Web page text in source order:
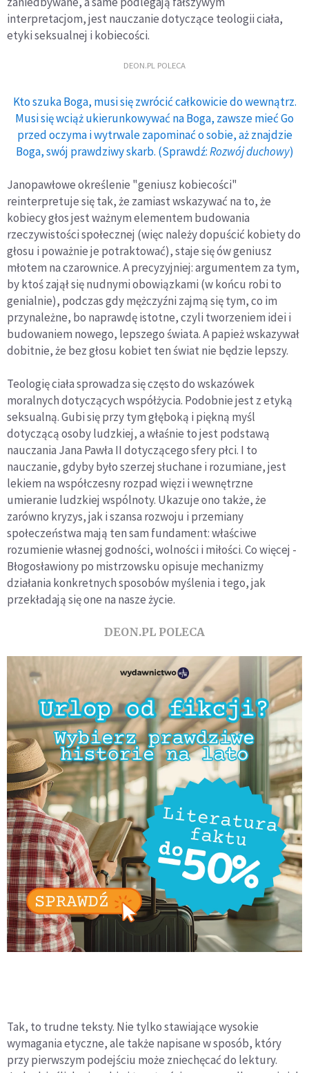
interpretacjom, jest nauczanie dotyczące teologii ciała,
etyki seksualnej i kobiecości.
DEON.PL POLECA
Kto szuka Boga, musi się zwrócić całkowicie do wewnątrz.
Musi się wciąż ukierunkowywać na Boga, zawsze mieć Go
przed oczyma i wytrwale zapominać o sobie, aż znajdzie
Boga, swój prawdziwy skarb. (Sprawdź:Rozwój duchowy)
Janopawłowe określenie "geniusz kobiecości"
reinterpretuje się tak, że zamiast wskazywać na to, że
kobiecy głos jest ważnym elementem budowania
rzeczywistości społecznej (więc należy dopuścić kobiety do
głosu i poważnie je potraktować), staje się ów geniusz
młotem na czarownice. A precyzyjniej: argumentem za tym,
by ktoś zajął się nudnymi obowiązkami (w końcu robi to
genialnie), podczas gdy mężczyźni zajmą się tym, co im
przynależne, bo naprawdę istotne, czyli tworzeniem idei i
budowaniem nowego, lepszego świata. A papież wskazywał
dobitnie, że bez głosu kobiet ten świat nie będzie lepszy.
Teologię ciała sprowadza się często do wskazówek
moralnych dotyczących współżycia. Podobnie jest z etyką
seksualną. Gubi się przy tym głęboką i piękną myśl
dotyczącą osoby ludzkiej, a właśnie to jest podstawą
nauczania Jana Pawła II dotyczącego sfery płci. I to
nauczanie, gdyby było szerzej słuchane i rozumiane, jest
lekiem na współczesny rozpad więzi i wewnętrzne
umieranie ludzkiej wspólnoty. Ukazuje ono także, że
zarówno kryzys, jak i szansa rozwoju i przemiany
społeczeństwa mają ten sam fundament: właściwe
rozumienie własnej godności, wolności i miłości. Co więcej -
Błogosławiony po mistrzowsku opisuje mechanizmy
działania konkretnych sposobów myślenia i tego, jak
przekładają się one na nasze życie.
DEON.PL POLECA
Tak, to trudne teksty. Nie tylko stawiające wysokie
wymagania etyczne, ale także napisane w sposób, który
przy pierwszym podejściu może zniechęcać do lektury.